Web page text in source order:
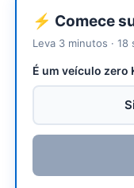
⚡ Comece
Leva 3 minutos ·
É um veículo zero